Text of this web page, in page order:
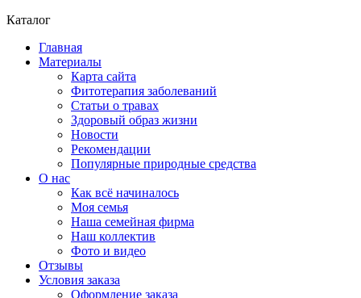
Каталог
Главная
Материалы
Карта сайта
Фитотерапия заболеваний
Статьи о травах
Здоровый образ жизни
Новости
Рекомендации
Популярные природные средства
О нас
Как всё начиналось
Моя семья
Наша семейная фирма
Наш коллектив
Фото и видео
Отзывы
Условия заказа
Оформление заказа